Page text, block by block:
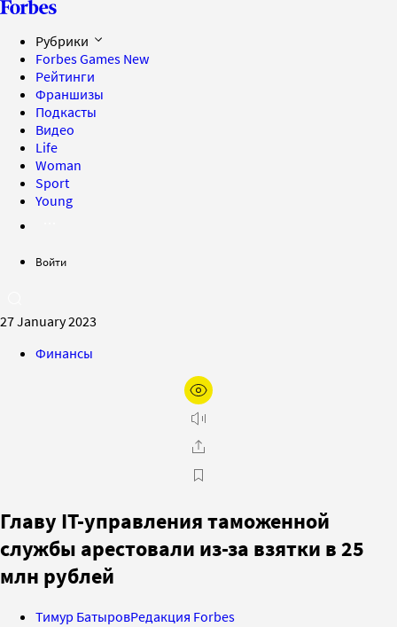
Рубрики
Forbes Games New
Рейтинги
Франшизы
Подкасты
Видео
Life
Woman
Sport
Young
Войти
27 January 2023
Финансы
Главу IT-управления таможенной
службы арестовали из-за взятки в 25
млн рублей
Тимур БатыровРедакция Forbes